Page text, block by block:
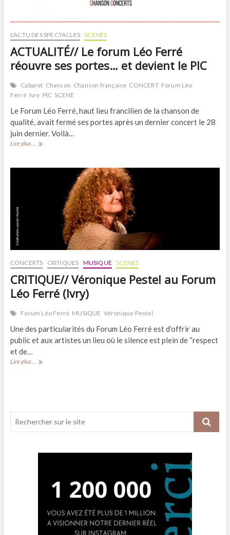
L'ACTU DES SPECTACLES SCENES
ACTUALITÉ// Le forum Léo Ferré
réouvre ses portes… et devient le PIC
Cabaret Chanson Chanson française CONCERT Forum Léo
Ferré Ivry PIC SCENE
Le Forum Léo Ferré, haut lieu francilien de la chanson de
qualité, avait fermé ses portes après un dernier concert le 28
juin dernier. Voilà…
Lire plus...
ACTUALITÉ//
Léo
CONCERTS CRITIQUES MUSIQUE SCENES
CRITIQUE// Véronique Pestel au Forum
Léo Ferré (Ivry)
Forum Léo Ferré MUSIQUE Véronique Pestel
Une des particularités du Forum Léo Ferré est d’offrir au
public et aux artistes un lieu où le silence est plein de “respect
et de…
Lire plus...
CRITIQUE//
(Ivry)